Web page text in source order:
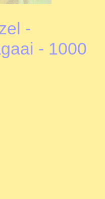
-
- 1000